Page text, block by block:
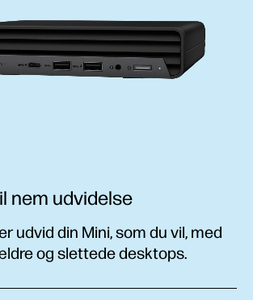
nem udvidelse
udvid din Mini, som du vil, med
og slettede desktops.